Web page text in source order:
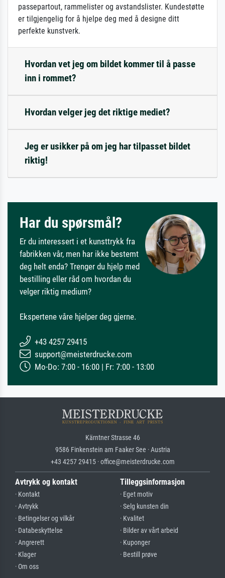
passepartout, rammelister og avstandslister. Kundestøtte
er tilgjengelig for å hjelpe deg med å designe ditt
perfekte kunstverk.
Hvordan vet jeg om bildet kommer til å passe
inn i rommet?
Hvordan velger jeg det riktige mediet?
Jeg er usikker på om jeg har tilpasset bildet
riktig!
Har du spørsmål?
Er du interessert i et kunsttrykk fra
fabrikken vår, men har ikke bestemt
deg helt enda? Trenger du hjelp med
bestilling eller råd om hvordan du
velger riktig medium?
Ekspertene våre hjelper deg gjerne.
+43 4257 29415
support@meisterdrucke.com
Mo-Do: 7:00 - 16:00 | Fr: 7:00 - 13:00
Kärntner Strasse 46
9586 Finkenstein am Faaker See · Austria
+43 4257 29415 · office@meisterdrucke.com
Avtrykk og kontakt
· Kontakt
· Avtrykk
· Betingelser og vilkår
· Databeskyttelse
· Angrerett
· Klager
· Om oss
Tilleggsinformasjon
· Eget motiv
· Selg kunsten din
· Kvalitet
· Bilder av vårt arbeid
· Kuponger
· Bestill prøve